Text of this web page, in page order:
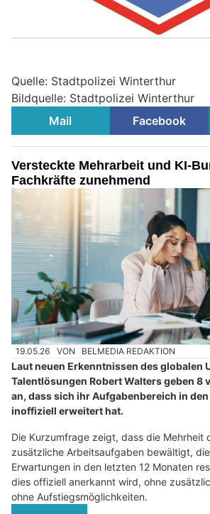
Quelle: Stadtpolizei Winterthur
Bildquelle: Stadtpolizei Winterthur
Mail
Facebook
Versteckte Mehrarbeit und KI-
Fachkräfte zunehmend
19.05.26 VON BELMEDIA REDAKTION
Laut neuen Erkenntnissen des globalen
Talentlösungen Robert Walters geben 8
an, dass sich ihr Aufgabenbereich in
inoffiziell erweitert hat.
Die Kurzumfrage zeigt, dass die Mehrheit
zusätzliche Arbeitsaufgaben bewältigt,
Erwartungen in den letzten 12 Monaten
dies offiziell anerkannt wird, ohne
ohne Aufstiegsmöglichkeiten.